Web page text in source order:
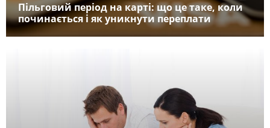
Пільговий період на карті: що це таке, коли
починається і як уникнути переплати